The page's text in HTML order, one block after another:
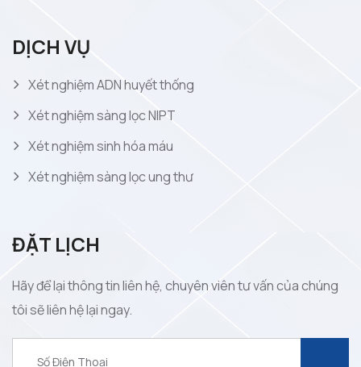
DỊCH VỤ
Xét nghiệm ADN huyết thống
Xét nghiệm sàng lọc NIPT
Xét nghiệm sinh hóa máu
Xét nghiệm sàng lọc ung thư
ĐẶT LỊCH
Hãy để lại thông tin liên hệ, chuyên viên tư vấn của chúng
tôi sẽ liên hệ lại ngay.